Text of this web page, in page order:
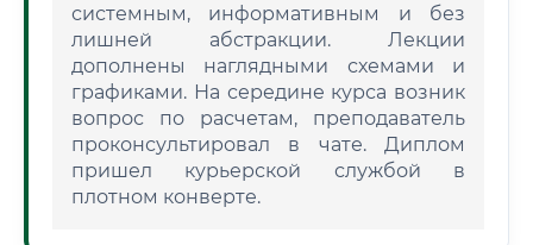
системным, информативным и без
лишней абстракции. Лекции
дополнены наглядными схемами и
графиками. На середине курса возник
вопрос по расчетам, преподаватель
проконсультировал в чате. Диплом
пришел курьерской службой в
плотном конверте.